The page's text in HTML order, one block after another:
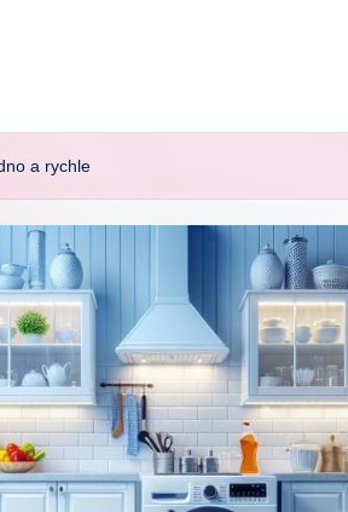
a rychle